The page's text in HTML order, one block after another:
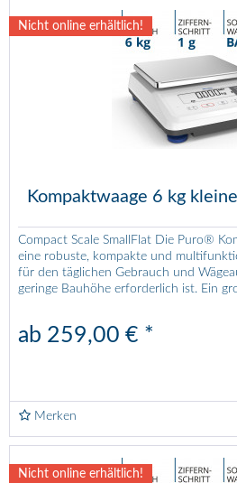
Nicht online erhältlich!
Kompaktwaage 6 kg
Compact Scale SmallFlat Die Puro®
eine robuste, kompakte und
für den täglichen Gebrauch und
geringe Bauhöhe erforderlich ist. Ein
ab 259,00 € *
Merken
Nicht online erhältlich!